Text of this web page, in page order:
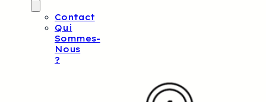
Contact
Qui
Sommes-
Nous
?